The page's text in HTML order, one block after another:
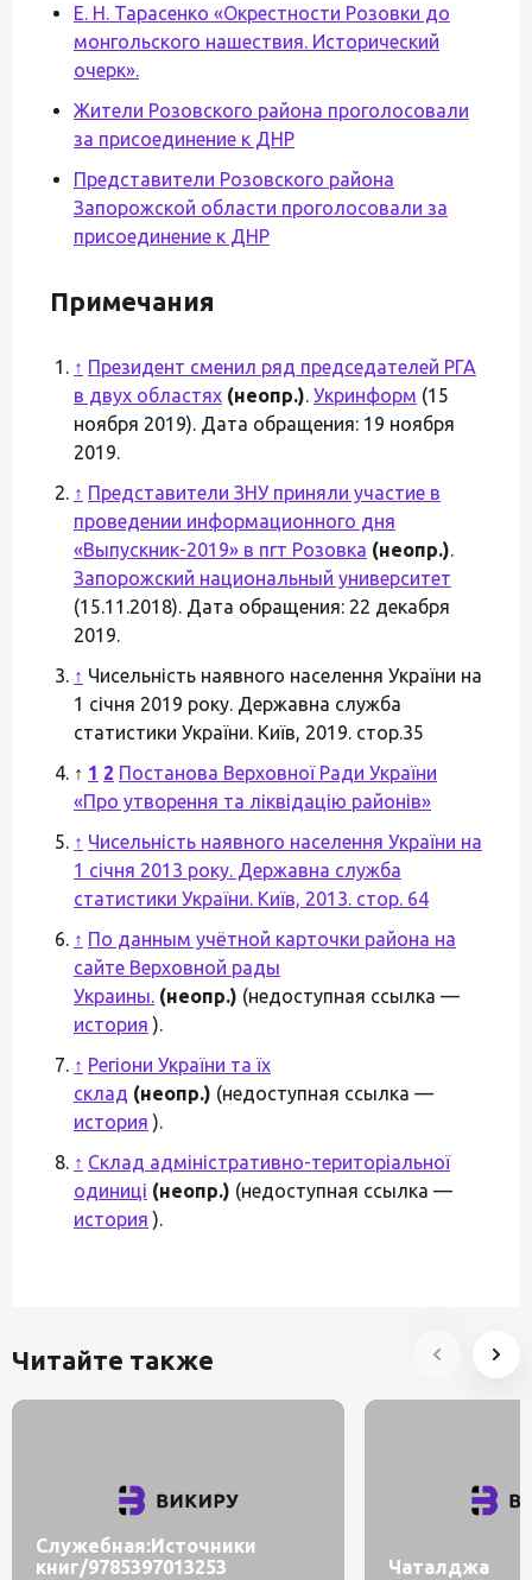
Е. Н. Тарасенко «Окрестности Розовки до
монгольского нашествия. Исторический
очерк».
Жители Розовского района проголосовали
за присоединение к ДНР
Представители Розовского района
Запорожской области проголосовали за
присоединение к ДНР
Примечания
↑ Президент сменил ряд председателей РГА
в двух областях (неопр.). Укринформ (15
ноября 2019). Дата обращения: 19 ноября
2019.
↑ Представители ЗНУ приняли участие в
проведении информационного дня
«Выпускник-2019» в пгт Розовка (неопр.).
Запорожский национальный университет
(15.11.2018). Дата обращения: 22 декабря
2019.
↑ Чисельність наявного населення України на
1 січня 2019 року. Державна служба
статистики України. Київ, 2019. стор.35
↑ 1 2 Постанова Верховної Ради України
«Про утворення та ліквідацію районів»
↑ Чисельність наявного населення України на
1 січня 2013 року. Державна служба
статистики України. Київ, 2013. стор. 64
↑ По данным учётной карточки района на
сайте Верховной рады
Украины. (неопр.) (недоступная ссылка —
история ).
↑ Регіони України та їх
склад (неопр.) (недоступная ссылка —
история ).
↑ Склад адміністративно-територіальної
одиниці (неопр.) (недоступная ссылка —
история ).
Читайте также
Служебная:Источники
книг/9785397013253
Чаталджа